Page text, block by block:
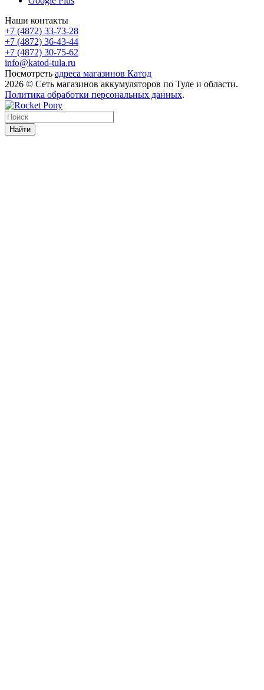
Наши контакты
+7 (4872) 33-73-28
+7 (4872) 36-43-44
+7 (4872) 30-75-62
info@katod-tula.ru
Посмотреть адреса магазинов Катод
2026 © Сеть магазинов аккумуляторов по Туле и области.
Политика обработки персональных данных.
Найти